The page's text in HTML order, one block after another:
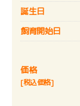
誕生日
飼育開始日
価格
[税込価格]